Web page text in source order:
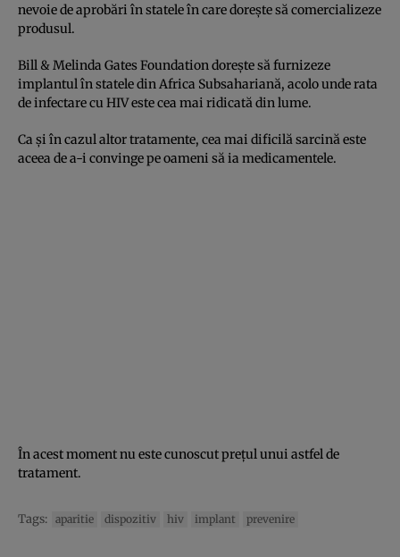
nevoie de aprobări în statele în care doreşte să comercializeze
produsul.
Bill & Melinda Gates Foundation doreşte să furnizeze
implantul în statele din Africa Subsahariană, acolo unde rata
de infectare cu HIV este cea mai ridicată din lume.
Ca şi în cazul altor tratamente, cea mai dificilă sarcină este
aceea de a-i convinge pe oameni să ia medicamentele.
În acest moment nu este cunoscut preţul unui astfel de
tratament.
Tags: aparitie dispozitiv hiv implant prevenire